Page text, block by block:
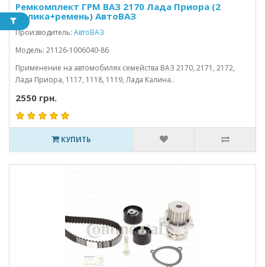
Ремкомплект ГРМ ВАЗ 2170 Лада Приора (2
ролика+ремень) АвтоВАЗ
Производитель: АвтоВАЗ
Модель: 21126-1006040-86
Применение на автомобилях семейства ВАЗ 2170, 2171, 2172,
Лада Приора, 1117, 1118, 1119, Лада Калина..
2550 грн.
КУПИТЬ